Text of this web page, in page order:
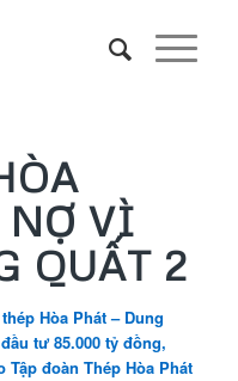
NỢ VÌ
QUẤT 2
Hòa Phát – Dung
tư 85.000 tỷ đồng,
đoàn Thép Hòa Phát